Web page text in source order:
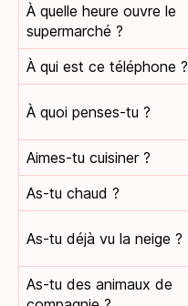
À quelle heure ouvre le
supermarché ?
À qui est ce téléphone ?
À quoi penses-tu ?
Aimes-tu cuisiner ?
As-tu chaud ?
As-tu déjà vu la neige ?
As-tu des animaux de